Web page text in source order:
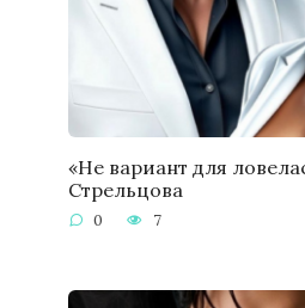
«Не вариант для
Стрельцова
0 7